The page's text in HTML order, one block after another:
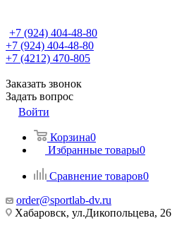
+7 (924) 404-48-80
+7 (924) 404-48-80
+7 (4212) 470-805
Заказать звонок
Задать вопрос
Войти
Корзина0
Избранные товары0
Сравнение товаров0
order@sportlab-dv.ru
Хабаровск, ул.Дикопольцева, 26